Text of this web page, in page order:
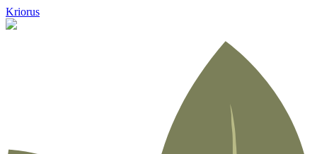
Kriorus